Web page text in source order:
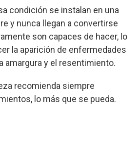
condición se instalan en una
y nunca llegan a convertirse
son capaces de hacer, lo
la aparición de enfermedades
amargura y el resentimiento.
recomienda siempre
lo más que se pueda.